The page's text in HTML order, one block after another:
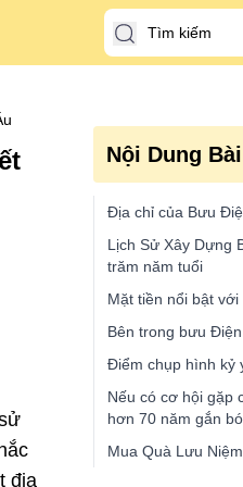
địa
Nội Dung
Địa chỉ của Bưu
Lịch Sử Xây Dựng
trăm năm tuổi
Mặt tiền nổi bật
Bên trong bưu
Điểm chụp hình kỷ
Nếu có cơ hội gặp
hơn 70 năm gắn
Mua Quà Lưu Niệm